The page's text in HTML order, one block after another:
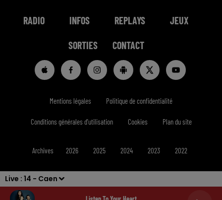
Live : 14 - Caen
RADIO INFOS REPLAYS JEUX
SORTIES CONTACT
Mentions légales Politique de confidentialité
Conditions générales d'utilisation Cookies Plan du site
Archives 2026 2025 2024 2023 2022